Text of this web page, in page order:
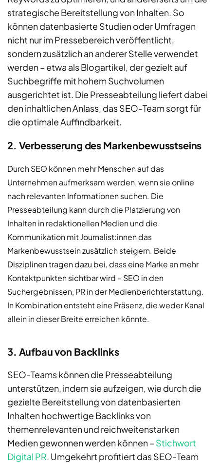
strategische Bereitstellung von Inhalten. So
können datenbasierte Studien oder Umfragen
nicht nur im Pressebereich veröffentlicht,
sondern zusätzlich an anderer Stelle verwendet
werden – etwa als Blogartikel, der gezielt auf
Suchbegriffe mit hohem Suchvolumen
ausgerichtet ist. Die Presseabteilung liefert dabei
den inhaltlichen Anlass, das SEO-Team sorgt für
die optimale Auffindbarkeit.
2. Verbesserung des Markenbewusstseins
Durch SEO können mehr Menschen auf das
Unternehmen aufmerksam werden, wenn sie online
nach relevanten Informationen suchen. Die
Presseabteilung kann durch die Platzierung von
Inhalten in redaktionellen Medien und die
Kommunikation mit Journalist:innen das
Markenbewusstsein zusätzlich steigern. Beide
Disziplinen tragen dazu bei, dass eine Marke an mehr
Kontaktpunkten sichtbar wird – SEO in den
Suchergebnissen, PR in der Medienberichterstattung.
In Kombination entsteht eine Präsenz, die weder Kanal
allein in dieser Breite erreichen könnte.
3. Aufbau von Backlinks
SEO-Teams können die Presseabteilung
unterstützen, indem sie aufzeigen, wie durch die
gezielte Bereitstellung von datenbasierten
Inhalten hochwertige Backlinks von
themenrelevanten und reichweitenstarken
Medien gewonnen werden können – Stichwort
Digital PR. Umgekehrt profitiert das SEO-Team